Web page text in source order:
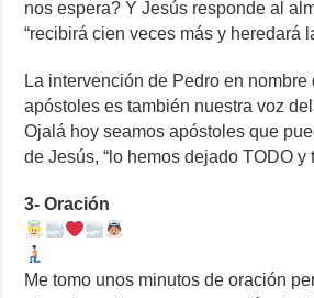
nos espera? Y Jesús responde al
“recibirá cien veces más y heredará
La intervención de Pedro en nombre
apóstoles es también nuestra voz
Ojalá hoy seamos apóstoles que
de Jesús, “lo hemos dejado TODO y
3- Oración
Me tomo unos minutos de oración